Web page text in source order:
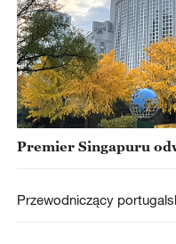
Premier Singapuru
Przewodniczący